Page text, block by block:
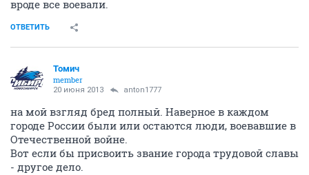
вроде все воевали.
ОТВЕТИТЬ
Томич
member
20 июня 2013 anton1777
на мой взгляд бред полный. Наверное в каждом
городе России были или остаются люди, воевавшие в
Отечественной войне.
Вот если бы присвоить звание города трудовой славы
- другое дело.